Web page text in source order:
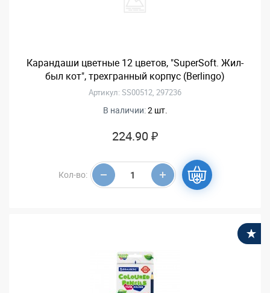
Карандаши цветные 12 цветов, "SuperSoft. Жил-
был кот", трехгранный корпус (Berlingo)
Артикул: SS00512, 297236
В наличии:2 шт.
224.90 ₽
Кол-во: